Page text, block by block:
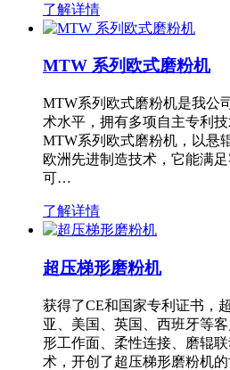
了解详情
MTW 系列欧式磨粉机
MTW系列欧式磨粉机是我公
术水平，拥有多项自主专利
MTW系列欧式磨粉机，以悬
欧洲先进制造技术，它能满
可…
了解详情
超压梯形磨粉机
获得了CE和国家专利证书，
亚、美国、英国、西班牙等
形工作面、柔性连接、磨辊
术，开创了超压梯形磨粉机